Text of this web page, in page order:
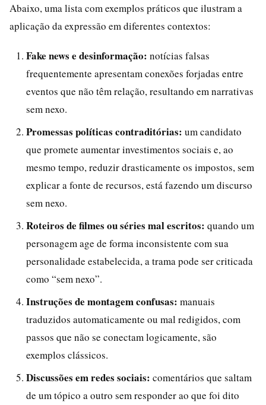
Abaixo, uma lista com exemplos práticos que ilustram a
aplicação da expressão em diferentes contextos:
Fake news e desinformação: notícias falsas
frequentemente apresentam conexões forjadas entre
eventos que não têm relação, resultando em narrativas
sem nexo.
Promessas políticas contraditórias: um candidato
que promete aumentar investimentos sociais e, ao
mesmo tempo, reduzir drasticamente os impostos, sem
explicar a fonte de recursos, está fazendo um discurso
sem nexo.
Roteiros de filmes ou séries mal escritos: quando um
personagem age de forma inconsistente com sua
personalidade estabelecida, a trama pode ser criticada
como “sem nexo”.
Instruções de montagem confusas: manuais
traduzidos automaticamente ou mal redigidos, com
passos que não se conectam logicamente, são
exemplos clássicos.
Discussões em redes sociais: comentários que saltam
de um tópico a outro sem responder ao que foi dito